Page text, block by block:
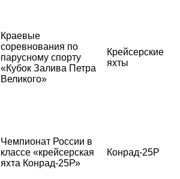
Краевые
соревнования по
парусному спорту
«Кубок Залива Петра
Великого»
Крейсерские
яхты
Чемпионат России в
классе «крейсерская
яхта Конрад-25Р»
Конрад-25Р